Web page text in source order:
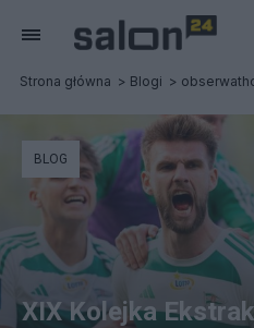
Strona główna Blogi
BLOG
XIX Kolejka